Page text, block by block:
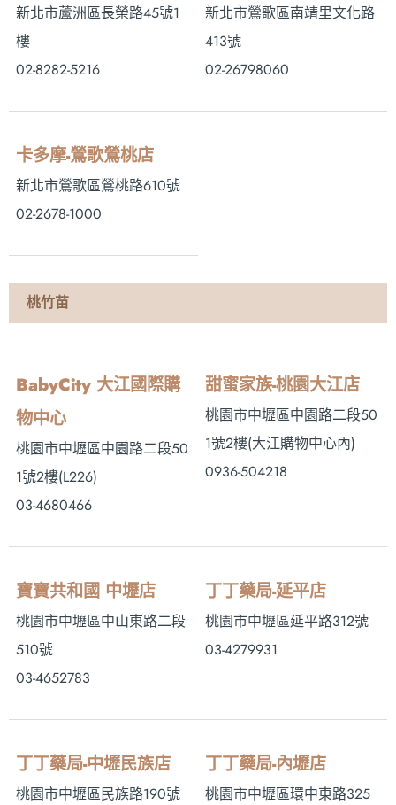
新北市蘆洲區長榮路45號1
樓
02-8282-5216
新北市鶯歌區南靖里文化路
413號
02-26798060
卡多摩-鶯歌鶯桃店
新北市鶯歌區鶯桃路610號
02-2678-1000
桃竹苗
BabyCity 大江國際購
物中心
桃園市中壢區中園路二段50
1號2樓(L226)
03-4680466
甜蜜家族-桃園大江店
桃園市中壢區中園路二段50
1號2樓 (大江購物中心內)
0936-504218
寶寶共和國 中壢店
桃園市中壢區中山東路二段
510號
03-4652783
丁丁藥局-延平店
桃園市中壢區延平路312號
03-4279931
丁丁藥局-中壢民族店
桃園市中壢區民族路190號
丁丁藥局-內壢店
桃園市中壢區環中東路325